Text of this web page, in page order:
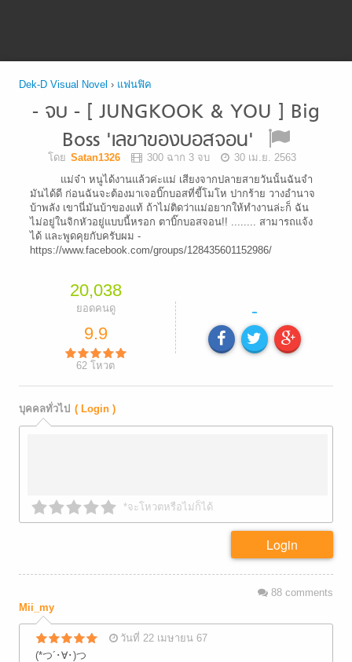
Dek-D Visual Novel › แฟนฟิค
- จบ - [ JUNGKOOK & YOU ] Big
Boss 'เลขาของบอสจอน'
โดย Satan1326 300 ฉาก 3 จบ
30 เม.ย. 2563
แม่จ๋า หนูได้งานแล้วค่ะแม่ เสียงจากปลายสายวันนั้นฉันจำ
มันได้ดี ก่อนฉันจะต้องมาเจอบิ๊กบอสที่ขี้โมโห ปากร้าย วางอำนาจ
บ้าพลัง เขานี่มันบ้าของแท้ ถ้าไม่ติดว่าแม่อยากให้ทำงานล่ะก็ ฉัน
ไม่อยู่ในจิกหัวอยู่แบบนี้หรอก ตาบิ๊กบอสจอน!! ........ สามารถแจ้ง
ได้ และพูดคุยกับครับผม -
https://www.facebook.com/groups/128435601152986/
20,038
ยอดคนดู
9.9
62 โหวต
-
บุคคลทั่วไป ( Login )
*จะโหวตหรือไม่ก็ได้
Login
88comments
Mii_my
วันที่ 22 เมษายน 67
(*つ´･∀･)つ